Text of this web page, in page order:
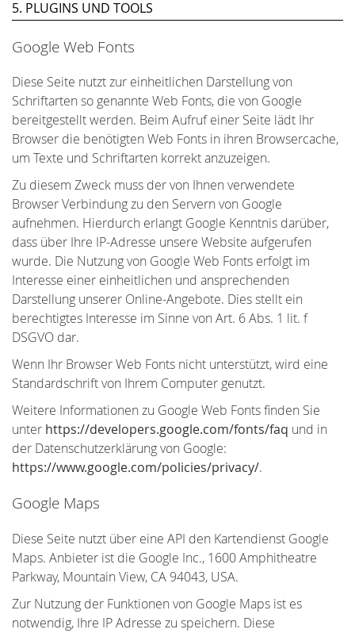
5. PLUGINS UND TOOLS
Google Web Fonts
Diese Seite nutzt zur einheitlichen Darstellung von
Schriftarten so genannte Web Fonts, die von Google
bereitgestellt werden. Beim Aufruf einer Seite lädt Ihr
Browser die benötigten Web Fonts in ihren Browsercache,
um Texte und Schriftarten korrekt anzuzeigen.
Zu diesem Zweck muss der von Ihnen verwendete
Browser Verbindung zu den Servern von Google
aufnehmen. Hierdurch erlangt Google Kenntnis darüber,
dass über Ihre IP-Adresse unsere Website aufgerufen
wurde. Die Nutzung von Google Web Fonts erfolgt im
Interesse einer einheitlichen und ansprechenden
Darstellung unserer Online-Angebote. Dies stellt ein
berechtigtes Interesse im Sinne von Art. 6 Abs. 1 lit. f
DSGVO dar.
Wenn Ihr Browser Web Fonts nicht unterstützt, wird eine
Standardschrift von Ihrem Computer genutzt.
Weitere Informationen zu Google Web Fonts finden Sie
unter https://developers.google.com/fonts/faq und in
der Datenschutzerklärung von Google:
https://www.google.com/policies/privacy/.
Google Maps
Diese Seite nutzt über eine API den Kartendienst Google
Maps. Anbieter ist die Google Inc., 1600 Amphitheatre
Parkway, Mountain View, CA 94043, USA.
Zur Nutzung der Funktionen von Google Maps ist es
notwendig, Ihre IP Adresse zu speichern. Diese